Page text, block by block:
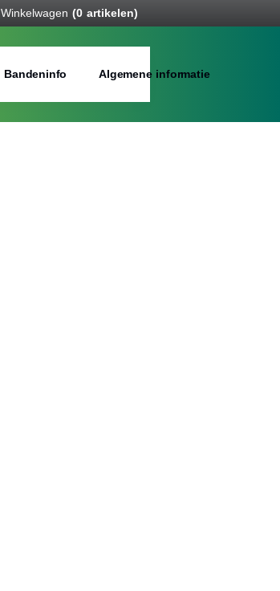
Winkelwagen (0 artikelen)
Bandeninfo Algemene informatie